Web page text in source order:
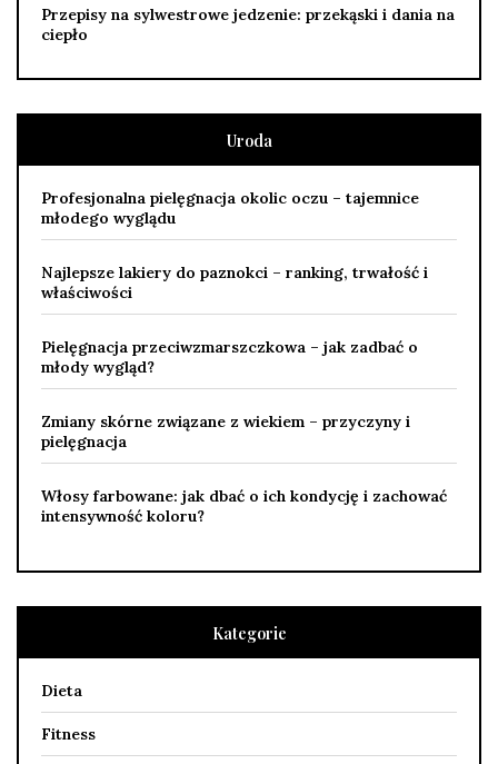
Przepisy na sylwestrowe jedzenie: przekąski i dania na
ciepło
Uroda
Profesjonalna pielęgnacja okolic oczu – tajemnice
młodego wyglądu
Najlepsze lakiery do paznokci – ranking, trwałość i
właściwości
Pielęgnacja przeciwzmarszczkowa – jak zadbać o
młody wygląd?
Zmiany skórne związane z wiekiem – przyczyny i
pielęgnacja
Włosy farbowane: jak dbać o ich kondycję i zachować
intensywność koloru?
Kategorie
Dieta
Fitness